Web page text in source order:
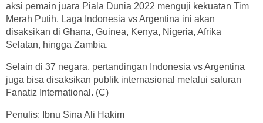
aksi pemain juara Piala Dunia 2022 menguji kekuatan Tim
Merah Putih. Laga Indonesia vs Argentina ini akan
disaksikan di Ghana, Guinea, Kenya, Nigeria, Afrika
Selatan, hingga Zambia.
Selain di 37 negara, pertandingan Indonesia vs Argentina
juga bisa disaksikan publik internasional melalui saluran
Fanatiz International. (C)
Penulis: Ibnu Sina Ali Hakim